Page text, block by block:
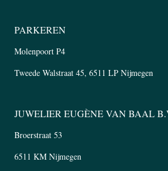
PARKEREN
Molenpoort P4
Tweede Walstraat 45, 6511 LP Nijmegen
JUWELIER EUGÈNE VAN BAAL
Broerstraat 53
6511 KM Nijmegen